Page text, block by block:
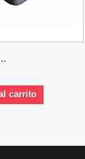
carrito